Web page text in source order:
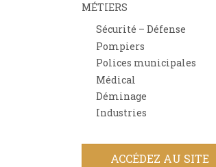
MÉTIERS
Sécurité – Défense
Pompiers
Polices municipales
Médical
Déminage
Industries
ACCÉDEZ AU SITE